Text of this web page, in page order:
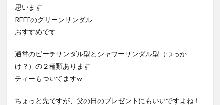
思います
REEFのグリーンサンダル
おすすめです
通常のビーチサンダル型とシャワーサンダル型（つっか
け？）の２種類あります
ティーもついてますw
ちょっと先ですが、父の日のプレゼントにもいいですよね！